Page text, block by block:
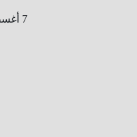
7 أغسطس، 2026